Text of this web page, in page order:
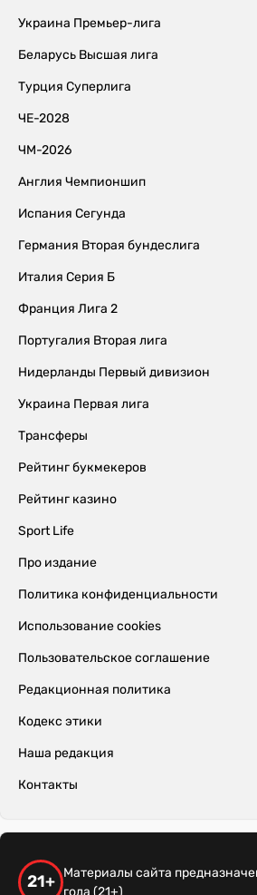
Украина Премьер-лига
Беларусь Высшая лига
Турция Суперлига
ЧЕ-2028
ЧМ-2026
Англия Чемпионшип
Испания Сегунда
Германия Вторая бундеслига
Италия Серия Б
Франция Лига 2
Португалия Вторая лига
Нидерланды Первый дивизион
Украина Первая лига
Трансферы
Рейтинг букмекеров
Рейтинг казино
Sport Life
Про издание
Политика конфиденциальности
Использование cookies
Пользовательское соглашение
Редакционная политика
Кодекс этики
Наша редакция
Контакты
21+
Материалы сайта
года (21+)